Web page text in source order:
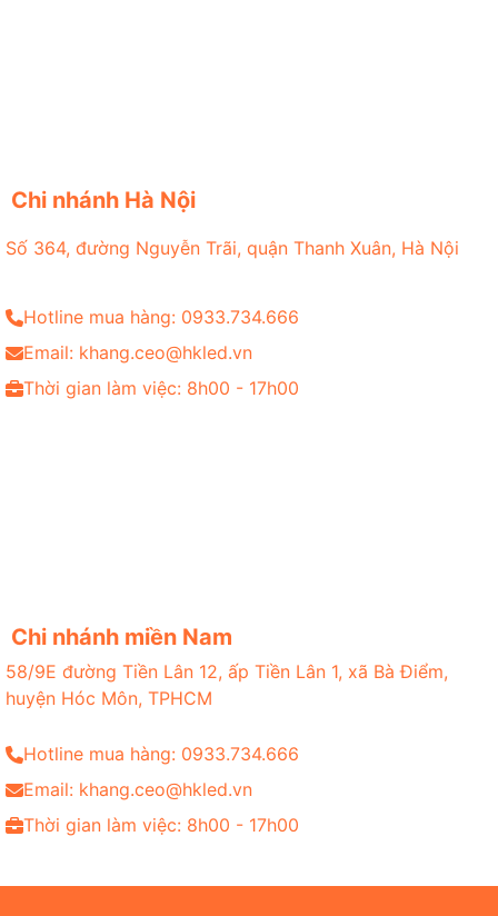
Chi nhánh Hà Nội
Số 364, đường Nguyễn Trãi, quận Thanh Xuân, Hà Nội
Hotline mua hàng: 0933.734.666
Email: khang.ceo@hkled.vn
Thời gian làm việc: 8h00 - 17h00
Chi nhánh miền Nam
58/9E đường Tiền Lân 12, ấp Tiền Lân 1, xã Bà Điểm,
huyện Hóc Môn, TPHCM
Hotline mua hàng: 0933.734.666
Email: khang.ceo@hkled.vn
Thời gian làm việc: 8h00 - 17h00